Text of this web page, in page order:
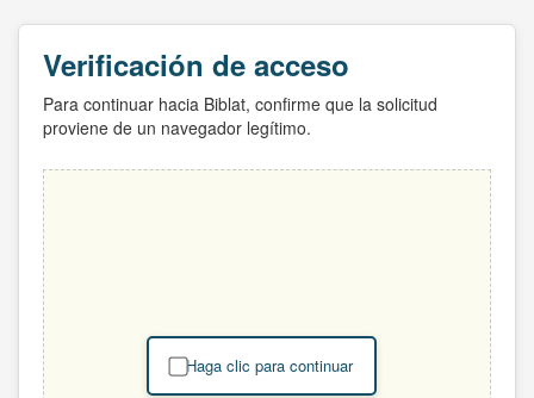
Verificación de acceso
Para continuar hacia Biblat, confirme que la solicitud
proviene de un navegador legítimo.
Haga clic para continuar